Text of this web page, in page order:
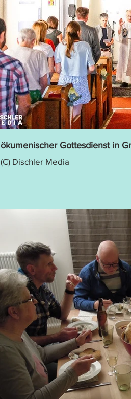
ökumenischer Gottesdienst in
(C) Dischler Media